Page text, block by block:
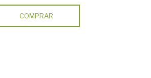
COMPRAR